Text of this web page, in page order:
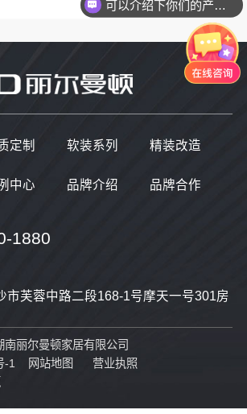
定制 软装系列 精装改造
中心 品牌介绍 品牌合作
1880
市芙蓉中路二段168-1号摩天一号301房
丽尔曼顿家居有限公司
-1
网站地图
营业执照